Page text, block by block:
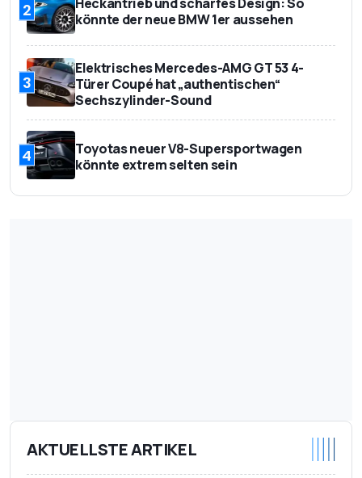
2
könnte der neue BMW 1er aussehen
3
Elektrisches Mercedes-AMG GT 53 4-
Türer Coupé hat „authentischen“
Sechszylinder-Sound
4
Toyotas neuer V8-Supersportwagen
könnte extrem selten sein
AKTUELLSTE ARTIKEL